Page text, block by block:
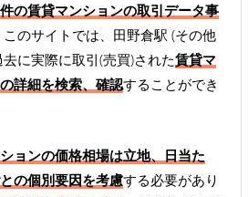
の賃貸マンションの取引データ事
のサイトでは、田野倉駅 (その他
に実際に取引(売買)された賃貸マ
詳細を検索、確認することができ
ョンの価格相場は立地、日当た
の個別要因を考慮する必要があり